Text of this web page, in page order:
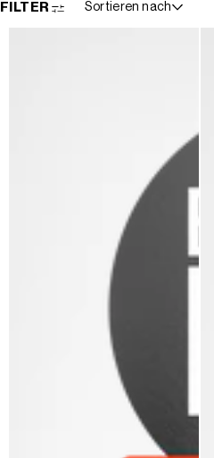
FILTER Sortieren nach